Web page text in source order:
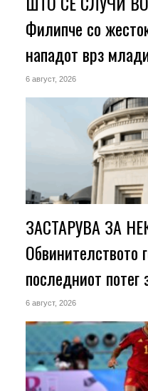
Филипче со
нападот врз
6 август, 2026
ЗАСТАРУВА ЗА
Обвинителството
последниот потег
6 август, 2026